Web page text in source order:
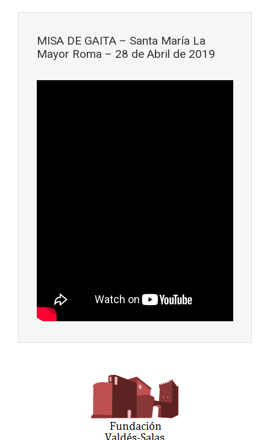
Saltar al contenido principal
MISA DE GAITA – Santa María La
Mayor Roma – 28 de Abril de 2019